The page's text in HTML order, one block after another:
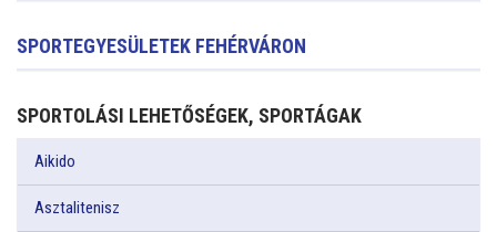
SPORTEGYESÜLETEK FEHÉRVÁRON
SPORTOLÁSI LEHETŐSÉGEK, SPORTÁGAK
Aikido
Asztalitenisz